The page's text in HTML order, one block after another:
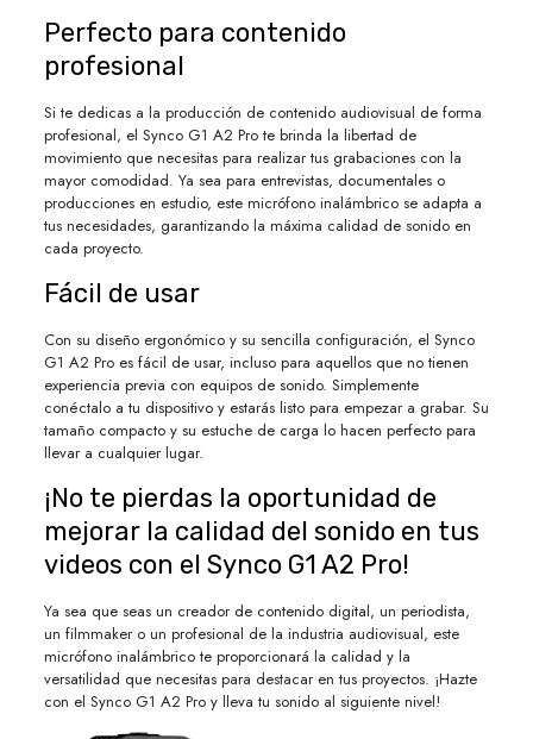
Perfecto para contenido
profesional
Si te dedicas a la producción de contenido audiovisual de forma
profesional, el Synco G1 A2 Pro te brinda la libertad de
movimiento que necesitas para realizar tus grabaciones con la
mayor comodidad. Ya sea para entrevistas, documentales o
producciones en estudio, este micrófono inalámbrico se adapta a
tus necesidades, garantizando la máxima calidad de sonido en
cada proyecto.
Fácil de usar
Con su diseño ergonómico y su sencilla configuración, el Synco
G1 A2 Pro es fácil de usar, incluso para aquellos que no tienen
experiencia previa con equipos de sonido. Simplemente
conéctalo a tu dispositivo y estarás listo para empezar a grabar. Su
tamaño compacto y su estuche de carga lo hacen perfecto para
llevar a cualquier lugar.
¡No te pierdas la oportunidad de
mejorar la calidad del sonido en tus
videos con el Synco G1 A2 Pro!
Ya sea que seas un creador de contenido digital, un periodista,
un filmmaker o un profesional de la industria audiovisual, este
micrófono inalámbrico te proporcionará la calidad y la
versatilidad que necesitas para destacar en tus proyectos. ¡Hazte
con el Synco G1 A2 Pro y lleva tu sonido al siguiente nivel!